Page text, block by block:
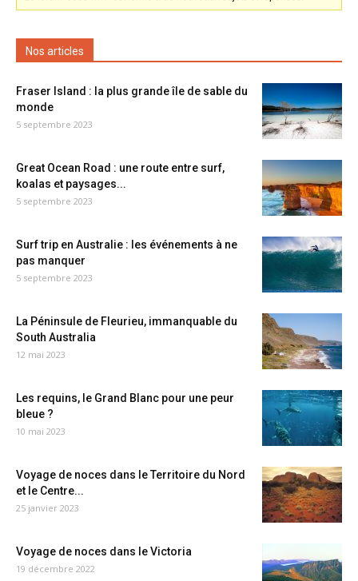
Nos articles
Fraser Island : la plus grande île de sable du
monde
5 septembre 2023
Great Ocean Road : une route entre surf,
koalas et paysages...
5 septembre 2023
Surf trip en Australie : les événements à ne
pas manquer
5 septembre 2023
La Péninsule de Fleurieu, immanquable du
South Australia
12 mai 2023
Les requins, le Grand Blanc pour une peur
bleue ?
10 mai 2023
Voyage de noces dans le Territoire du Nord
et le Centre...
25 janvier 2023
Voyage de noces dans le Victoria
19 décembre 2022